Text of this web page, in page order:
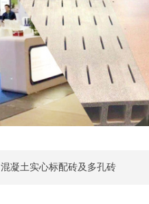
混凝土实心标配砖及多孔砖